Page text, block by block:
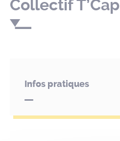
Collectif T’Cap
Infos pratiques